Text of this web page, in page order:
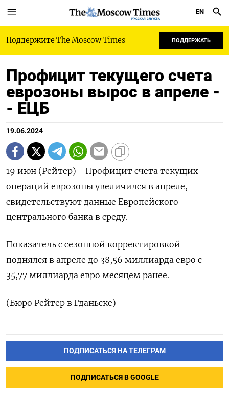
РУССКАЯ СЛУЖБА
EN
Поддержите The Moscow Times ПОДДЕРЖАТЬ
Профицит текущего счета
еврозоны вырос в апреле -
- ЕЦБ
19.06.2024
19 июн (Рейтер) - Профицит счета текущих
операций еврозоны увеличился в апреле,
свидетельствуют данные Европейского
центрального банка в среду.
Показатель с сезонной корректировкой
поднялся в апреле до 38,56 миллиарда евро с
35,77 миллиарда евро месяцем ранее.
(Бюро Рейтер в Гданьске)
ПОДПИСАТЬСЯ НА ТЕЛЕГРАМ
ПОДПИСАТЬСЯ В GOOGLE